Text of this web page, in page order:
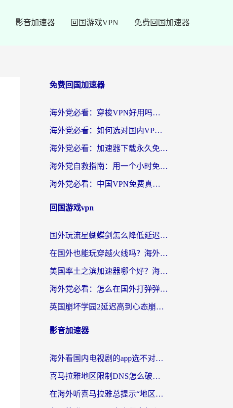
影音加速器 回国游戏VPN 免费回国加速器
免费回国加速器
海外党必看：穿梭VPN好用吗？和云帆VPN对比哪个回国效果更好？附真实测评+避坑指南
海外党必看：如何选对国内VPN，实现无缝访问国内资源？
海外党必看：加速器下载永久免费版真的存在吗？教你无缝访问国内资源的正确姿势
海外党自救指南：用一个小时免费加速器，轻松打破国内资源访问壁垒？
海外党必看：中国VPN免费真的靠谱吗？手把手教你选对回国加速器
回国游戏vpn
国外玩流星蝴蝶剑怎么降低延迟？海外党必看的加速秘籍（含欧洲鸣潮&彩虹岛优化攻略）
在国外也能玩穿越火线吗？海外玩家国服游戏畅玩终极指南
美国率土之滨加速器哪个好？海外党国服游戏畅玩终极指南（附多游戏解决方案）
海外党必看：怎么在国外打弹弹堂不卡？番茄加速器亲测指南
英国崩坏学园2延迟高到心态崩？海外党国服游戏加速终极指南
影音加速器
海外看国内电视剧的app选不对？这份回国加速器避坑指南帮你流畅追剧
喜马拉雅地区限制DNS怎么破？海外党听国内音乐听书的终极解决方案
在海外听喜马拉雅总提示“地区限制”？3步轻松解除+听国内音乐全攻略